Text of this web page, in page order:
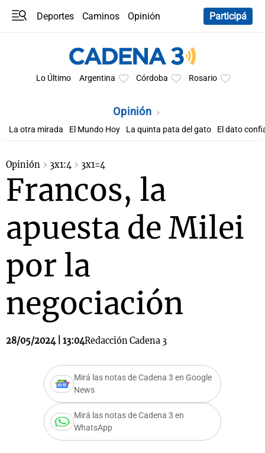
Deportes Caminos
Opinión
Participá
Lo Último Argentina Córdoba Rosario
Opinión
La otra mirada El Mundo Hoy La quinta pata del gato El dato
Opinión 3x1:4 3x1=4
Francos, la
apuesta de Milei
por la
negociación
28/05/2024 | 13:04Redacción Cadena 3
Mirá las notas de Cadena 3 en Google
News
Mirá las notas de Cadena 3 en
WhatsApp